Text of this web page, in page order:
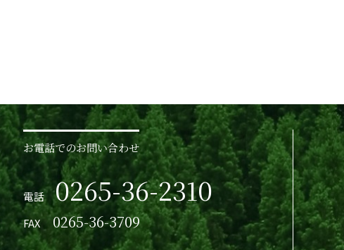
お電話でのお問い合わせ
電話0265-36-2310
FAX0265-36-3709